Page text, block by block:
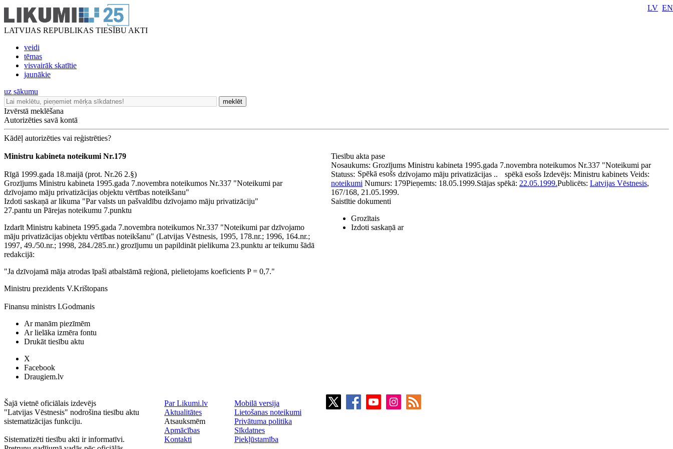
LATVIJAS REPUBLIKAS TIESĪBU AKTI
veidi
tēmas
visvairāk skatītie
jaunākie
LV EN
uz sākumu
meklēt
Izvērstā meklēšana
Autorizēties savā kontā
Kādēļ autorizēties vai reģistrēties?
Ministru kabineta noteikumi Nr.179
Rīgā 1999.gada 18.maijā (prot. Nr.26 2.§)
Grozījums Ministru kabineta 1995.gada 7.novembra noteikumos Nr.337 "Noteikumi par
dzīvojamo māju privatizācijas objektu vērtības noteikšanu"
Izdoti saskaņā ar likuma "Par valsts un pašvaldību dzīvojamo māju privatizāciju"
27.pantu un Pārejas noteikumu 7.punktu
Izdarīt Ministru kabineta 1995.gada 7.novembra noteikumos Nr.337 "Noteikumi par dzīvojamo
māju privatizācijas objektu vērtības noteikšanu" (Latvijas Vēstnesis, 1995, 178.nr.; 1996, 164.nr.;
1997, 49./50.nr.; 1998, 284./285.nr.) grozījumu un papildināt pielikuma 23.punktu ar teikumu šādā
redakcijā:
"Ja dzīvojamā māja atrodas īpaši atbalstāmā reģionā, pielietojams koeficients P = 0,7."
Ministru prezidents V.Krištopans
Finansu ministrs I.Godmanis
Tiesību akta pase
Nosaukums: Grozījums Ministru kabineta 1995.gada 7.novembra noteikumos Nr.337 "Noteikumi par
dzīvojamo māju privatizācijas ..
Statuss: Spēkā esošs spēkā esošs Izdevējs: Ministru kabinets Veids:
noteikumi Numurs: 179Pieņemts: 18.05.1999.Stājas spēkā: 22.05.1999.Publicēts: Latvijas Vēstnesis,
167/168, 21.05.1999.
Saistītie dokumenti
Grozītais
Izdoti saskaņā ar
Ar manām piezīmēm
Ar lielāka izmēra fontu
Drukāt tiesību aktu
X
Facebook
Draugiem.lv
Šajā vietnē oficiālais izdevējs
"Latvijas Vēstnesis" nodrošina tiesību aktu
sistematizācijas funkciju.
Sistematizēti tiesību akti ir informatīvi.
Par Likumi.lv
Aktualitātes
Atsauksmēm
Apmācības
Kontakti
Mobilā versija
Lietošanas noteikumi
Privātuma politika
Sīkdatnes
Piekļūstamība